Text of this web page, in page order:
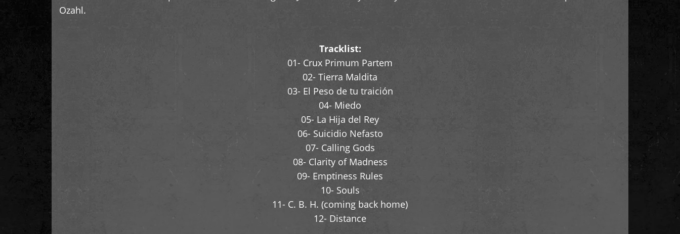
Ozahl.
Tracklist:
01- Crux Primum Partem
02- Tierra Maldita
03- El Peso de tu traición
04- Miedo
05- La Hija del Rey
06- Suicidio Nefasto
07- Calling Gods
08- Clarity of Madness
09- Emptiness Rules
10- Souls
11- C. B. H. (coming back home)
12- Distance